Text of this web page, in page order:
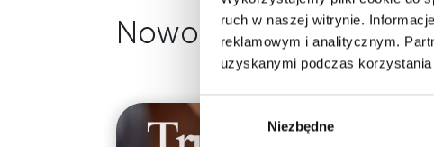
ruch w naszej witrynie.
reklamowym i analitycznym.
uzyskanymi podczas korzystania
Wybór
Niezbędne
Nowości na naszym